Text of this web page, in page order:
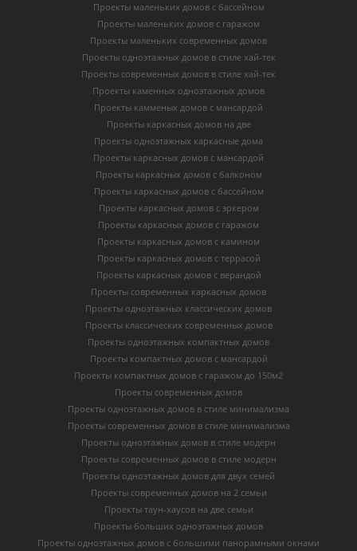
Проекты маленьких домов с бассейном
Проекты маленьких домов с гаражом
Проекты маленьких современных домов
Проекты одноэтажных домов в стиле хай-тек
Проекты современных домов в стиле хай-тек
Проекты каменных одноэтажных домов
Проекты камменых домов с мансардой
Проекты каркасных домов на две
Проекты одноэтажных каркасные дома
Проекты каркасных домов с мансардой
Проекты каркасных домов с балконом
Проекты каркасных домов с бассейном
Проекты каркасных домов с эркером
Проекты каркасных домов с гаражом
Проекты каркасных домов с камином
Проекты каркасных домов с террасой
Проекты каркасных домов с верандой
Проекты современных каркасных домов
Проекты одноэтажных классических домов
Проекты классических современных домов
Проекты одноэтажных компактных домов
Проекты компактных домов с мансардой
Проекты компактных домов с гаражом до 150м2
Проекты современных домов
Проекты одноэтажных домов в стиле минимализма
Проекты современных домов в стиле минимализма
Проекты одноэтажных домов в стиле модерн
Проекты современных домов в стиле модерн
Проекты одноэтажных домов для двух семей
Проекты современных домов на 2 семьи
Проекты таун-хаусов на две семьи
Проекты больших одноэтажных домов
Проекты одноэтажных домов с большими панорамными окнами